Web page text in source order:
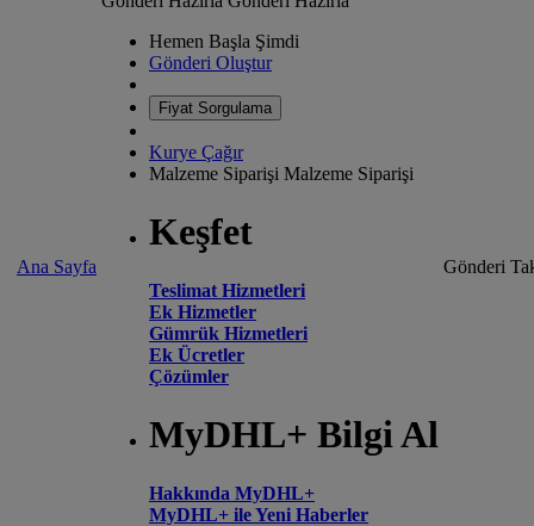
Ana Sayfa
Hemen Başla Şimdi
Gönderi Oluştur
Fiyat Sorgulama
Kurye Çağır
Malzeme Siparişi Malzeme Siparişi
Keşfet
Teslimat Hizmetleri
Ek Hizmetler
Gümrük Hizmetleri
Ek Ücretler
Çözümler
MyDHL+ Bilgi Al
Hakkında MyDHL+
MyDHL+ ile Yeni Haberler
Gönderi